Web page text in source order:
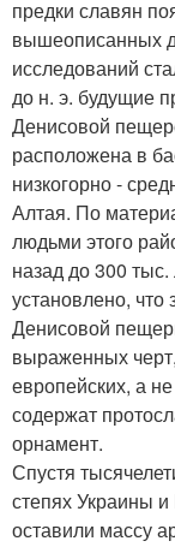
предки славян
вышеописанных
исследований
до н. э. будущие
Денисовой
расположена в
низкогорно -
Алтая. По
людьми этого
назад до 300
установлено,
Денисовой
выраженных
европейских, а
содержат
орнамент.
Спустя
степях Украины
оставили массу